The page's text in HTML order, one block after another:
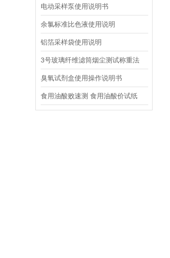
电动采样泵使用说明书
余氯标准比色液使用说明
铝箔采样袋使用说明
3号玻璃纤维滤筒烟尘测试称重法
臭氧试剂盒使用操作说明书
食用油酸败速测 食用油酸价试纸